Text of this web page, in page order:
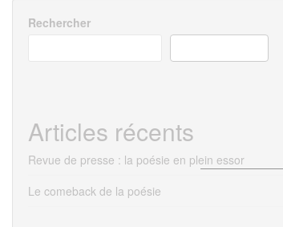
Rechercher
Articles récents
Revue de presse : la poésie en plein essor
Le comeback de la poésie